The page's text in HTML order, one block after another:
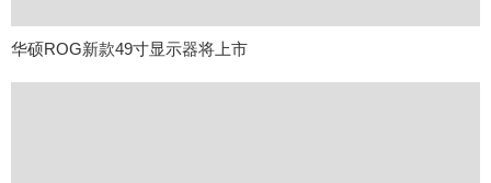
华硕ROG新款49寸显示器将上市